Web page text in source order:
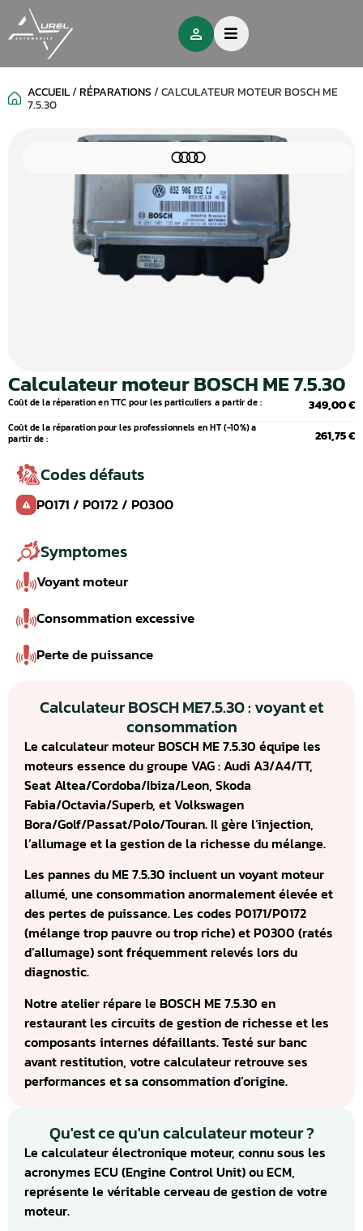
ACCUEIL/RÉPARATIONS/CALCULATEUR MOTEUR BOSCH ME
7.5.30
Calculateur moteur BOSCH ME 7.5.30
Coût de la réparation en TTC pour les particuliers a partir de : 349,00 €
Coût de la réparation pour les professionnels en HT (-10%) a
partir de :
261,75 €
Codes défauts
P0171 / P0172 / P0300
Symptomes
Voyant moteur
Consommation excessive
Perte de puissance
Calculateur BOSCH ME7.5.30 : voyant et
consommation
Le calculateur moteur BOSCH ME 7.5.30 équipe les
moteurs essence du groupe VAG : Audi A3/A4/TT,
Seat Altea/Cordoba/Ibiza/Leon, Skoda
Fabia/Octavia/Superb, et Volkswagen
Bora/Golf/Passat/Polo/Touran. Il gère l’injection,
l’allumage et la gestion de la richesse du mélange.
Les pannes du ME 7.5.30 incluent un voyant moteur
allumé, une consommation anormalement élevée et
des pertes de puissance. Les codes P0171/P0172
(mélange trop pauvre ou trop riche) et P0300 (ratés
d’allumage) sont fréquemment relevés lors du
diagnostic.
Notre atelier répare le BOSCH ME 7.5.30 en
restaurant les circuits de gestion de richesse et les
composants internes défaillants. Testé sur banc
avant restitution, votre calculateur retrouve ses
performances et sa consommation d’origine.
Qu'est ce qu'un calculateur moteur ?
Le calculateur électronique moteur, connu sous les
acronymes ECU (Engine Control Unit) ou ECM,
représente le véritable cerveau de gestion de votre
moteur.